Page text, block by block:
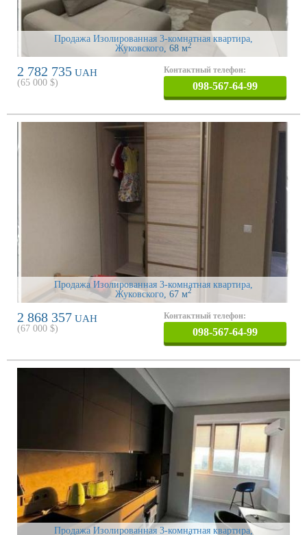
Продажа Изолированная 3-комнатная квартира,
Жуковского , 68 м2
2 782 735 UAH
(65 000 $)
Контактный телефон:
098-567-64-99
Продажа Изолированная 3-комнатная квартира,
Жуковского , 67 м2
2 868 357 UAH
(67 000 $)
Контактный телефон:
098-567-64-99
Продажа Изолированная 3-комнатная квартира,